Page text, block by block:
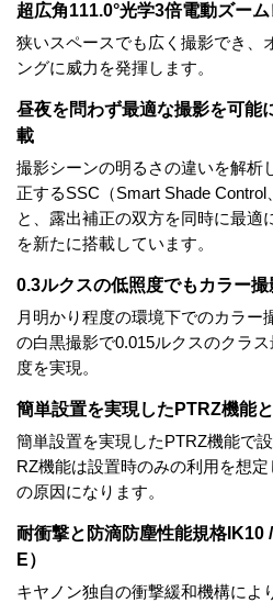
超広角111.0°光学3倍電動ズー
狭いスペースでも広く撮影でき、
ングに威力を発揮します。
昼夜を問わず最適な撮影を可能
載
撮影シーンの明るさの違いを解析
正するSSC（Smart Shade Control
と、露出補正の双方を同時に最適
を新たに搭載しています。
0.3ルクスの低照度でもカラー撮
月明かり程度の環境下でのカラー
の白黒撮影で0.015ルクスのクラ
度を実現。
簡単設置を実現したPTRZ機能
簡単設置を実現したPTRZ機能で
RZ機能は設置時のみの利用を想
の原因になります。
耐衝撃と防滴防塵性能規格IK10
E）
キヤノン独自の衝撃緩和機構によ